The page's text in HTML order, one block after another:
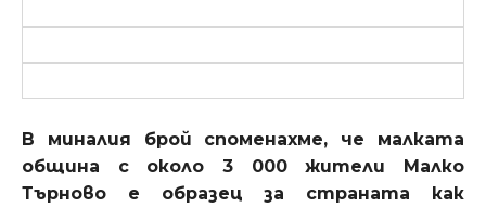
В миналия брой споменахме, че малката
община с около 3 000 жители Малко
Търново е образец за страната как